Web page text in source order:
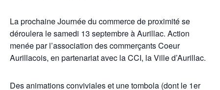
La prochaine Journée du commerce de proximité se
déroulera le samedi 13 septembre à Aurillac. Action
menée par l’association des commerçants Coeur
Aurillacois, en partenariat avec la CCI, la Ville d’Aurillac.
Des animations conviviales et une tombola (dont le 1er